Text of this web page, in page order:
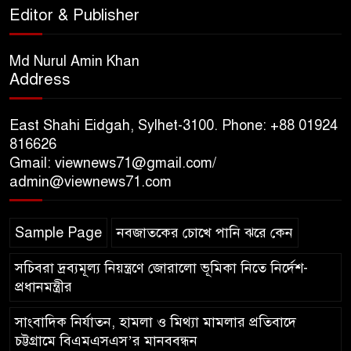
সিলেটের ওসমানীনগর এলাকায়
ঢাকা-সিলেট মহাসড়কে দুটি
যাত্রীবাহী বাসের মুখোমুখি সংঘর্ষে
নিহত ৯, পরিবারকে আর্থিক সহযোগিতা
Editor & Publisher
Md Nurul Amin Khan
Address
East Shahi Eidgah, Sylhet-3100. Phone: +88 01924
816626
Gmail: viewnews71@gmail.com/
admin@viewnews71.com
Sample Page নবজাতকের চোখে পানি ঝরে কেন
সচিবরা দ্রব্যমূল্য নিয়ন্ত্রণে জোরালো ভূমিকা নিতে নির্দেশ-
প্রধানমন্ত্রীর
সাংবাদিক নির্যাতন, হামলা ও মিথ্যা মামলার প্রতিবাদে
চট্টগ্রামে বিএমএসএস’র মানববন্ধন